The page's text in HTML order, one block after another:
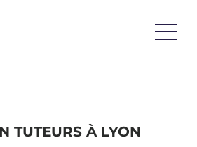
TUTEURS À LYON